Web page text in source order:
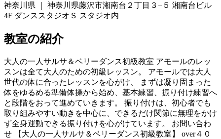
神奈川県 ｜ 神奈川県藤沢市湘南台２丁目３−５ 湘南台ビル
4F ダンススタジオＳ スタジオ内
教室の紹介
大人の一人サルサ＆ベリーダンス初級教室 アモールのレッ
スンは全て大人のための初級レッスン。 アモールでは大人
世代の体に合ったレッスンを心がけ、 まずは凝り固まった
体をゆるめる準備体操から始め、基本練習、振り付け練習へ
と段階をおって進めていきます。 振り付けは、初心者でも
取り組みやすい動きを中心に、できるだけ関節に無理をかけ
ず全身運動できる振り付けを心がけています。 お問い合わ
せ 【大人の一人サルサ＆ベリーダンス初級教室】 over４０